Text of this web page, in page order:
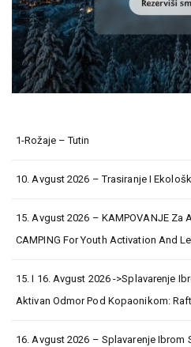
1-Rožaje – Tutin
10. Avgust 2026 – Trasiranje I
15. Avgust 2026 – KAMPOVANJE Za
CAMPING For Youth Activation And
15. I 16. Avgust 2026 ->Splavarenje
Aktivan Odmor Pod Kopaonikom:
16. Avgust 2026 – Splavarenje Ibrom